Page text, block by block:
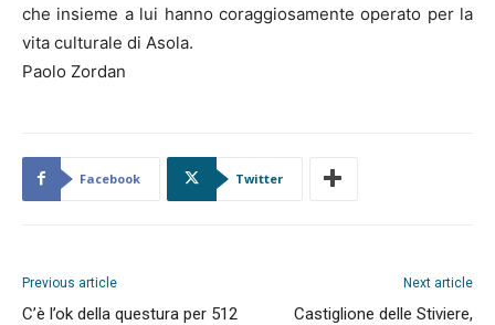
che insieme a lui hanno coraggiosamente operato per la
vita culturale di Asola.
Paolo Zordan
Facebook Twitter
Previous article
C’è l’ok della questura per 512
Next article
Castiglione delle Stiviere,